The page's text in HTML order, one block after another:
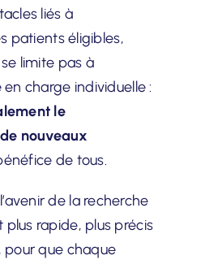
liés à
patients éligibles,
limite pas à
charge individuelle :
le
nouveaux
de tous.
de la recherche
rapide, plus précis
pour que chaque